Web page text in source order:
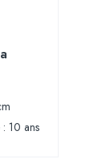
10 ans